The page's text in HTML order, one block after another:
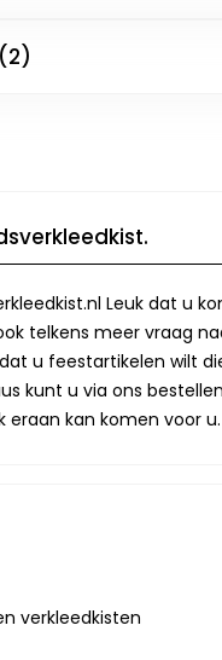
Leuk dat u
telkens meer vraag
u feestartikelen wilt
kunt u via ons
eraan kan komen voor
verkleedkisten